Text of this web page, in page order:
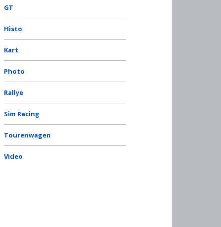
GT
Histo
Kart
Photo
Rallye
Sim Racing
Tourenwagen
Video